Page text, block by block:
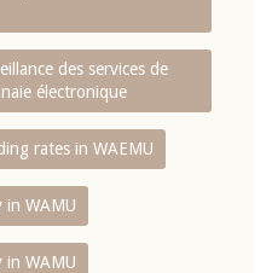
des services de
électronique
rates in WAEMU
in WAMU
in WAMU